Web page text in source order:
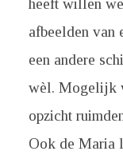
afbeelden van
een andere
wèl. Mogelijk
opzicht
Ook de Maria